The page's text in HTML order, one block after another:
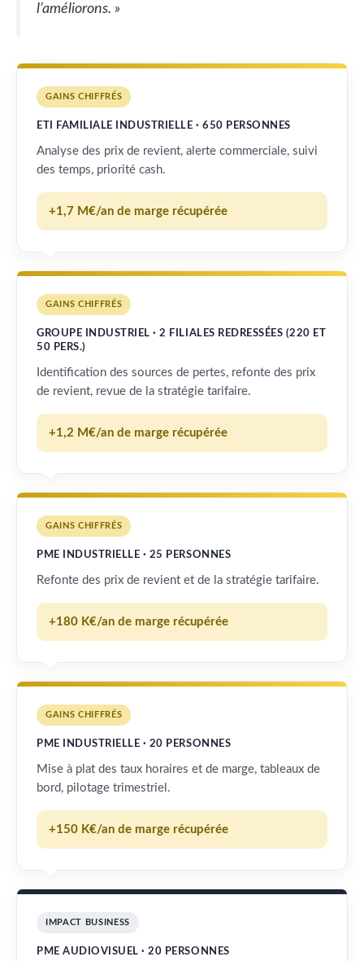
l’améliorons. »
GAINS CHIFFRÉS
ETI FAMILIALE INDUSTRIELLE · 650 PERSONNES
Analyse des prix de revient, alerte commerciale, suivi
des temps, priorité cash.
+1,7 M€/an de marge récupérée
GAINS CHIFFRÉS
GROUPE INDUSTRIEL · 2 FILIALES REDRESSÉES (220 ET
50 PERS.)
Identification des sources de pertes, refonte des prix
de revient, revue de la stratégie tarifaire.
+1,2 M€/an de marge récupérée
GAINS CHIFFRÉS
PME INDUSTRIELLE · 25 PERSONNES
Refonte des prix de revient et de la stratégie tarifaire.
+180 K€/an de marge récupérée
GAINS CHIFFRÉS
PME INDUSTRIELLE · 20 PERSONNES
Mise à plat des taux horaires et de marge, tableaux de
bord, pilotage trimestriel.
+150 K€/an de marge récupérée
IMPACT BUSINESS
PME AUDIOVISUEL · 20 PERSONNES